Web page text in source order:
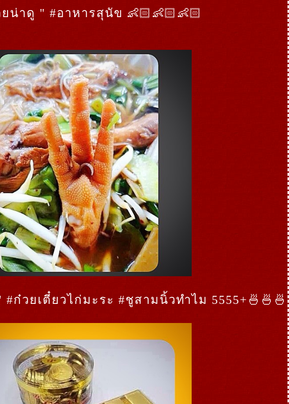
น่าดู " #อาหารสุนัข 👶🏻👶🏻👶🏻
ก๋วยเตี๋ยวไก่มะระ #ชูสามนิ้วทำไม 5555+🍜🍜🍜